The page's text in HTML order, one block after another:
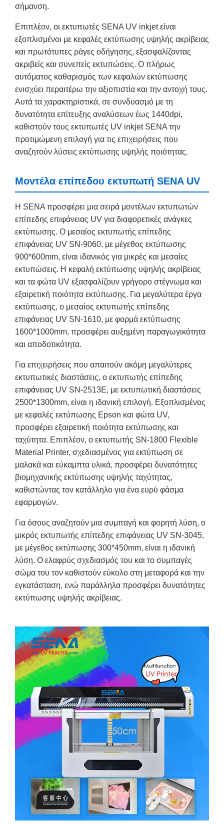
σήμανση.
Επιπλέον, οι εκτυπωτές SENA UV inkjet είναι
εξοπλισμένοι με κεφαλές εκτύπωσης υψηλής ακρίβειας
και πρωτότυπες ράγες οδήγησης, εξασφαλίζοντας
ακριβείς και συνεπείς εκτυπώσεις. Ο πλήρως
αυτόματος καθαρισμός των κεφαλών εκτύπωσης
ενισχύει περαιτέρω την αξιοπιστία και την αντοχή τους.
Αυτά τα χαρακτηριστικά, σε συνδυασμό με τη
δυνατότητα επίτευξης αναλύσεων έως 1440dpi,
καθιστούν τους εκτυπωτές UV inkjet SENA την
προτιμώμενη επιλογή για τις επιχειρήσεις που
αναζητούν λύσεις εκτύπωσης υψηλής ποιότητας.
Μοντέλα επίπεδου εκτυπωτή SENA UV
Η SENA προσφέρει μια σειρά μοντέλων εκτυπωτών
επίπεδης επιφάνειας UV για διαφορετικές ανάγκες
εκτύπωσης. Ο μεσαίος εκτυπωτής επίπεδης
επιφάνειας UV SN-9060, με μέγεθος εκτύπωσης
900*600mm, είναι ιδανικός για μικρές και μεσαίες
εκτυπώσεις. Η κεφαλή εκτύπωσης υψηλής ακρίβειας
και τα φώτα UV εξασφαλίζουν γρήγορο στέγνωμα και
εξαιρετική ποιότητα εκτύπωσης. Για μεγαλύτερα έργα
εκτύπωσης, ο μεσαίος εκτυπωτής επίπεδης
επιφάνειας UV SN-1610, με φορμά εκτύπωσης
1600*1000mm, προσφέρει αυξημένη παραγωγικότητα
και αποδοτικότητα.
Για επιχειρήσεις που απαιτούν ακόμη μεγαλύτερες
εκτυπωτικές διαστάσεις, ο εκτυπωτής επίπεδης
επιφάνειας UV SN-2513E, με εκτυπωτική διαστάσεις
2500*1300mm, είναι η ιδανική επιλογή. Εξοπλισμένος
με κεφαλές εκτύπωσης Epson και φώτα UV,
προσφέρει εξαιρετική ποιότητα εκτύπωσης και
ταχύτητα. Επιπλέον, ο εκτυπωτής SN-1800 Flexible
Material Printer, σχεδιασμένος για εκτύπωση σε
μαλακά και εύκαμπτα υλικά, προσφέρει δυνατότητες
βιομηχανικής εκτύπωσης υψηλής ταχύτητας,
καθιστώντας τον κατάλληλο για ένα ευρύ φάσμα
εφαρμογών.
Για όσους αναζητούν μια συμπαγή και φορητή λύση, ο
μικρός εκτυπωτής επίπεδης επιφάνειας UV SN-3045,
με μέγεθος εκτύπωσης 300*450mm, είναι η ιδανική
λύση. Ο ελαφρύς σχεδιασμός του και το συμπαγές
σώμα του τον καθιστούν εύκολο στη μεταφορά και την
εγκατάσταση, ενώ παράλληλα προσφέρει δυνατότητες
εκτύπωσης υψηλής ακρίβειας.